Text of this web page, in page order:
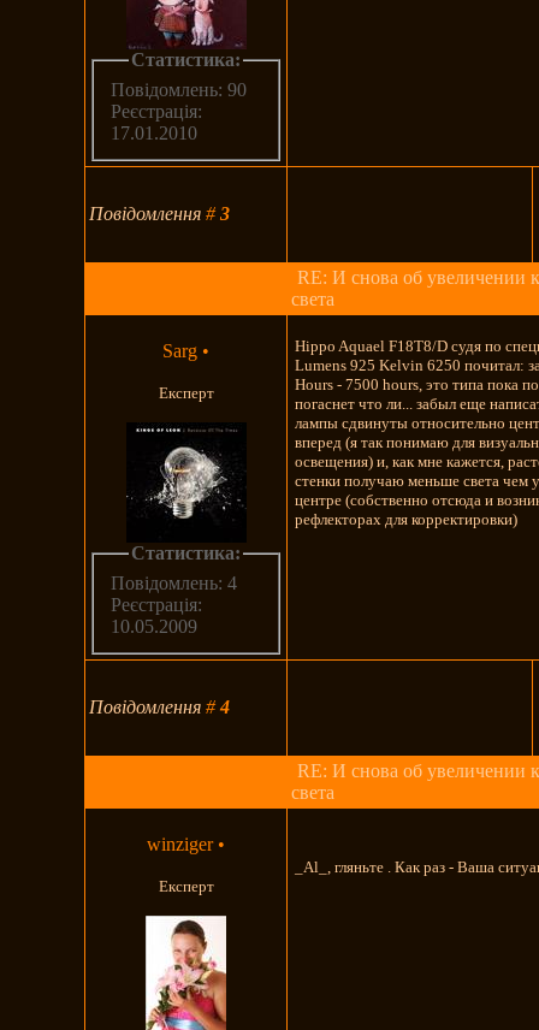
Статистика:
Повідомлень: 90
Реєстрація:
17.01.2010
Повідомлення#3
RE: И снова об увеличении
света
Sarg •
Експерт
Статистика:
Повідомлень: 4
Реєстрація:
10.05.2009
Hippo Aquael F18T8/D судя по
Lumens 925 Kelvin 6250 почитал:
Hours - 7500 hours, это типа пока
погаснет что ли... забыл еще
лампы сдвинуты относительно
вперед (я так понимаю для
освещения) и, как мне кажется,
стенки получаю меньше света чем
центре (собственно отсюда и
рефлекторах для корректировки)
Повідомлення#4
RE: И снова об увеличении
света
winziger •
Експерт
_Al_, гляньте . Как раз - Ваша